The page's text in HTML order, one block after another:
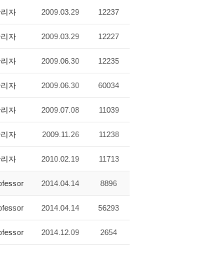
자 2009.03.29 12237
자 2009.03.29 12227
자 2009.06.30 12235
자 2009.06.30 60034
자 2009.07.08 11039
자 2009.11.26 11238
자 2010.02.19 11713
2014.04.14 8896
2014.04.14 56293
2014.12.09 2654